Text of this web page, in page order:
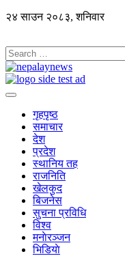
२४ साउन २०८३, शनिवार
गृहपृष्ठ
समाचार
देश
प्रदेश
स्थानिय तह
राजनिति
खेलकुद
बिजनेस
सुचना प्रविधि
विश्व
मनाेरञ्जन
भिडियाे